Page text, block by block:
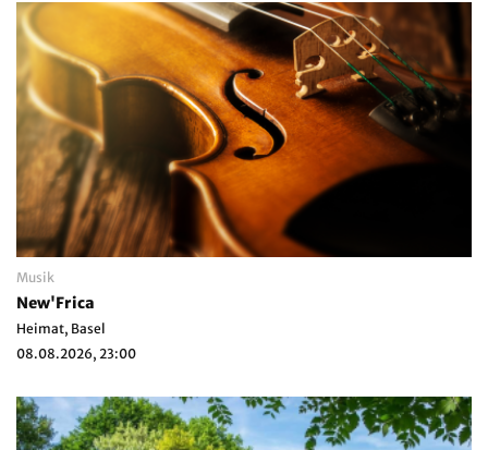
Musik
New'Frica
Heimat, Basel
08.08.2026, 23:00